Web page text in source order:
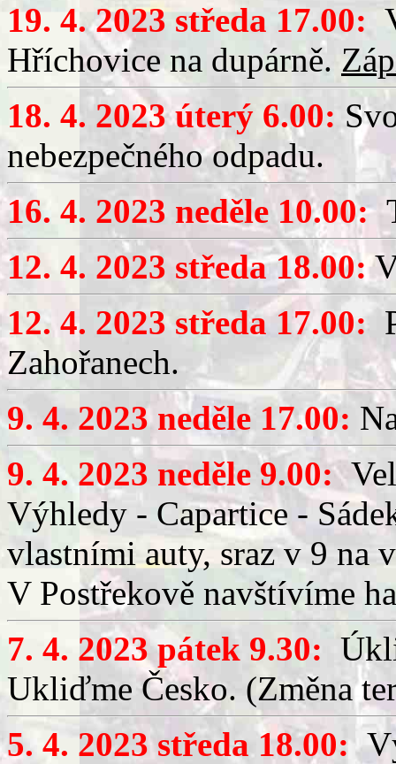
19. 4. 2023 středa 17.00:
Hříchovice na dupárně.
18. 4. 2023 úterý 6.00:
nebezpečného odpadu.
16. 4. 2023 neděle 10.00:
12. 4. 2023 středa 18.00:
12. 4. 2023 středa 17.00:
Zahořanech.
9. 4. 2023 neděle 17.00:
9. 4. 2023 neděle 9.00:
Výhledy - Capartice -
vlastními auty, sraz v 9 na
V Postřekově navštívíme
7. 4. 2023 pátek 9.30:
Ukliďme Česko. (Změna
5. 4. 2023 středa 18.00: